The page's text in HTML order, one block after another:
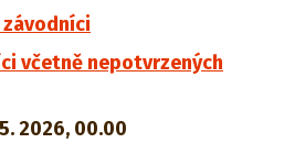
včetně nepotvrzených
2026, 00.00